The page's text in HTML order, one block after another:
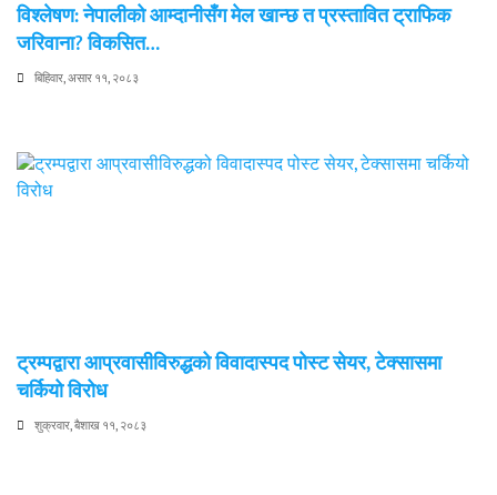
विश्लेषण: नेपालीको आम्दानीसँग मेल खान्छ त प्रस्तावित ट्राफिक
जरिवाना? विकसित…
बिहिवार, असार ११, २०८३
ट्रम्पद्वारा आप्रवासीविरुद्धको विवादास्पद पोस्ट सेयर, टेक्सासमा
चर्कियो विरोध
शुक्रवार, बैशाख ११, २०८३